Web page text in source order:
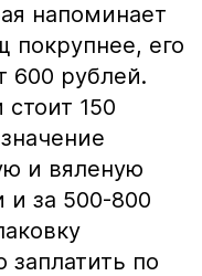
напоминает
покрупнее, его
600 рублей.
150
и вяленую
за 500-800
заплатить по